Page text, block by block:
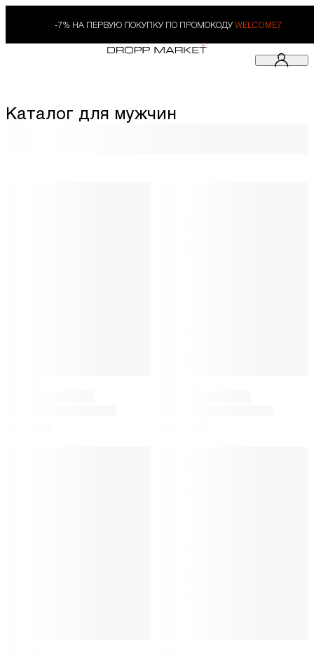
-7% НА ПЕРВУЮ ПОКУПКУ ПО ПРОМОКОДУ WELCOME7
Каталог для мужчин